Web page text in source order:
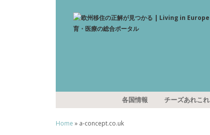
各国情報 チーズあれこれ
Home » a-concept.co.uk